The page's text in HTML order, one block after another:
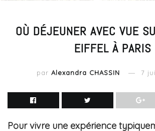
OÙ DÉJEUNER AVEC VUE
EIFFEL À PARIS
par Alexandra CHASSIN 7
Pour vivre une expérience